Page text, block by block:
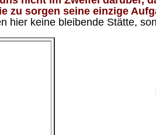
zu sorgen seine einzige
keine bleibende Stätte,